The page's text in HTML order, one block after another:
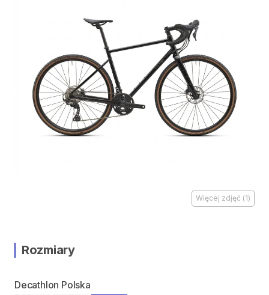
Więcej zdjęć (1)
Rozmiary
Decathlon Polska